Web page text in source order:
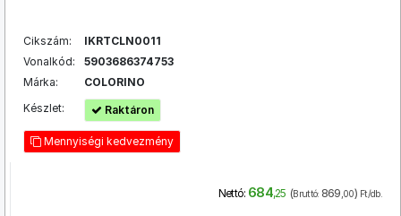
Cikszám:
IKRTCLN0011
Vonalkód:
5903686374753
Márka:
COLORINO
Készlet:
Raktáron
Mennyiségi kedvezmény
Nettó: 684,25 (Bruttó: 869,00) Ft/db.